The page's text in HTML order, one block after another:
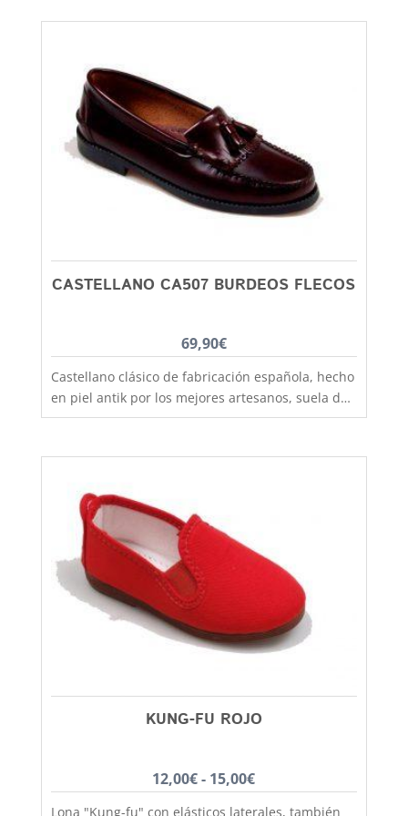
transpiración, comodidad y durabilidad, al mejor
con todos los estilos de ropa y tenemos un gran
rango de tallas para poder calzar a los más
pequeños de la casa, hermanos y
hermanas mayores, madres, padres, abuelos,
abuelas......... desde la talla 20 a la 46. Debes
tener en cuenta que las tallas no son muy
grandes y si tienes dudas entre dos número,
elige siempre el más grande
CASTELLANO CA507 BURDEOS FLECOS
69,90€
Castellano clásico de fabricación española, hecho
en piel antik por los mejores artesanos, suela de
goma antideslizante que aislara tu pie del frío y
utilizarlo tanto para colegio como para vestir más
con la suela de goma lo tenemos disponible
desde la talla 36 a la 41. En Capitán Malaspina
zapatos mas baratos y de mejor calidad.
KUNG-FU ROJO
12,00€ - 15,00€Rango
de
Lona "Kung-fu" con elásticos laterales, también